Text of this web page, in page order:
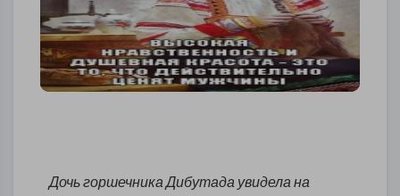
Дочь горшечника Дибутада увидела на